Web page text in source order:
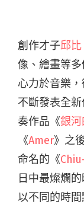
創作才子邱比
像、繪畫等
心力於音樂
不斷發表全
奏作品《銀河
《Amer》之
命名的《
日中最燦爛
以不同的時